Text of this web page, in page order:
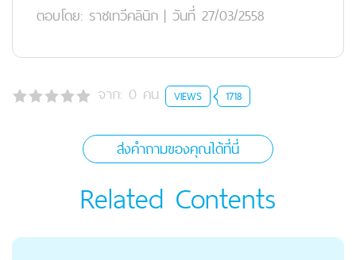
ตอบโดย: ราชเทวีคลินิก | วันที่ 27/03/2558
จาก: 0 คน VIEWS 1718
ส่งคำถามของคุณได้ที่นี่
Related Contents